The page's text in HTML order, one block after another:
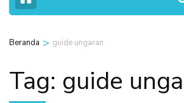
Beranda > guide ungaran
Tag: guide